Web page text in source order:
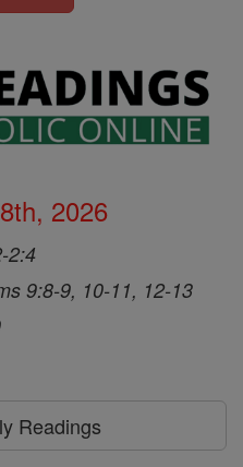
2026
2:4
9:8-9, 10-11, 12-13
Readings